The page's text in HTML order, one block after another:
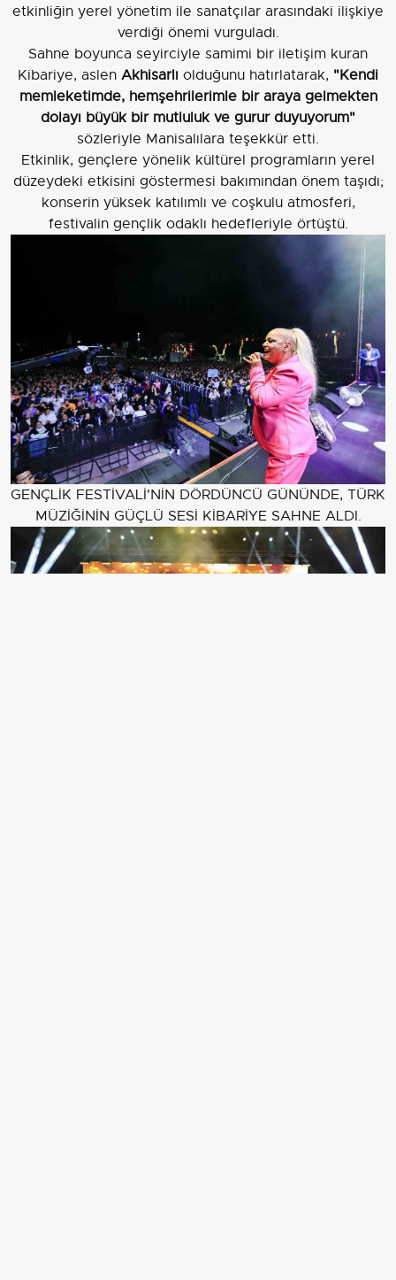
etkinliğin yerel yönetim ile sanatçılar arasındaki ilişkiye
verdiği önemi vurguladı.
Sahne boyunca seyirciyle samimi bir iletişim kuran
Kibariye, aslen Akhisarlı olduğunu hatırlatarak, "Kendi
memleketimde, hemşehrilerimle bir araya gelmekten
dolayı büyük bir mutluluk ve gurur duyuyorum"
sözleriyle Manisalılara teşekkür etti.
Etkinlik, gençlere yönelik kültürel programların yerel
düzeydeki etkisini göstermesi bakımından önem taşıdı;
konserin yüksek katılımlı ve coşkulu atmosferi,
festivalin gençlik odaklı hedefleriyle örtüştü.
GENÇLİK FESTİVALİ'NİN DÖRDÜNCÜ GÜNÜNDE, TÜRK
MÜZİĞİNİN GÜÇLÜ SESİ KİBARİYE SAHNE ALDI.